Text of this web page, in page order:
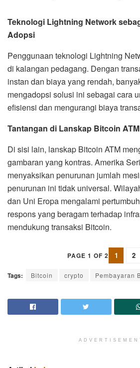
Teknologi Lightning Network
Adopsi
Penggunaan teknologi Lightning
di kalangan pedagang. Dengan
instan dan biaya yang rendah,
mengadopsi solusi ini sebagai cara
efisiensi dan mengurangi biaya
Tantangan di Lanskap Bitcoin ATM
Di sisi lain, lanskap Bitcoin ATM
gambaran yang kontras. Amerika
menyaksikan penurunan jumlah
penurunan ini tidak universal.
dan Uni Eropa mengalami
respons yang beragam terhadap
mendukung transaksi Bitcoin.
PAGE 1 OF 2 1 2
Tags: Bitcoin crypto Pembayaran